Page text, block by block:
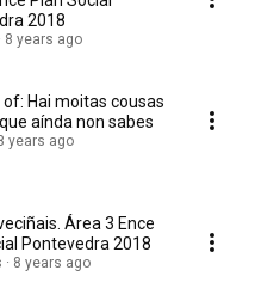
2018
8 years ago
of: Hai moitas cousas
aínda non sabes
years ago
Área 3 Ence
Pontevedra 2018
8 years ago